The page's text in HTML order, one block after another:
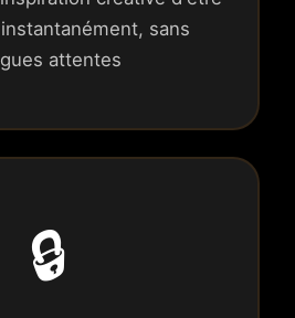
sans
attentes
🔒